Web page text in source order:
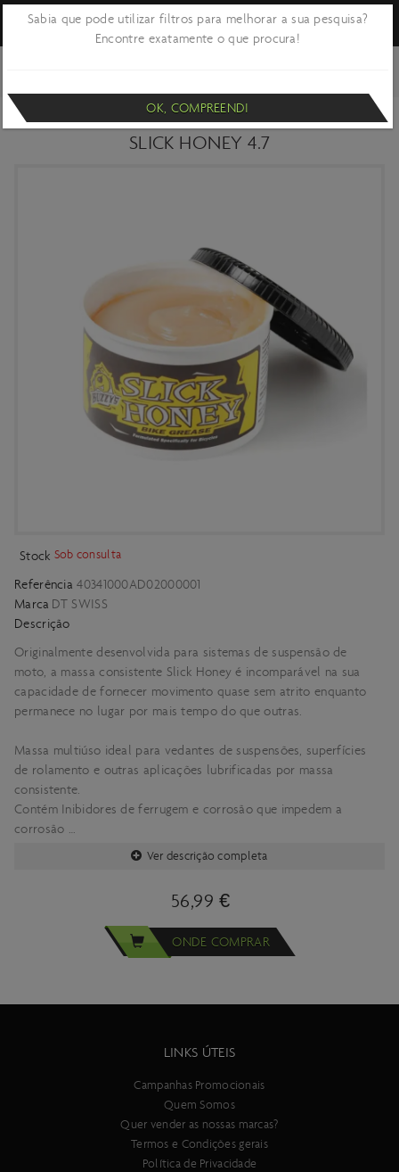
MASSA CONSISTENTE PARA SUSPENSÕES
SLICK HONEY 4.7
Stock Sob consulta
Referência 40341000AD02000001
Marca DT SWISS
Descrição
Originalmente desenvolvida para sistemas de suspensão de
moto, a massa consistente Slick Honey é incomparável na sua
capacidade de fornecer movimento quase sem atrito enquanto
permanece no lugar por mais tempo do que outras.
Massa multiúso ideal para vedantes de suspensões, superfícies
de rolamento e outras aplicações lubrificadas por massa
consistente.
Contém Inibidores de ferrugem e corrosão que impedem a
corrosão
Resistente á lavagem
Faixa de temperatura de trabalho de -53 a 121º Celsiud
suspensões de banho de óleo.
MSDS aqui: https://www.ison-
Ver descrição completa
56,99 €
ONDE COMPRAR
LINKS ÚTEIS
Campanhas Promocionais
Quem Somos
Quer vender as nossas marcas?
Termos e Condições gerais
Política de Privacidade
Sabia que pode utilizar filtros para melhorar a sua pesquisa?
Encontre exatamente o que procura!
OK, COMPREENDI